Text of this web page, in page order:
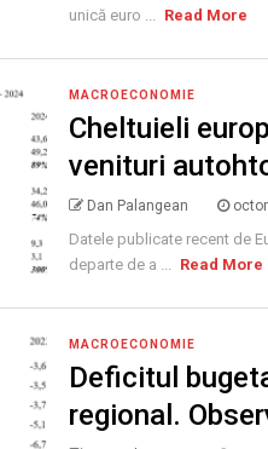
unică euro ... Read More
MACROECONOMIE
Cheltuieli
venituri
Dan Palangean
Datele publicate recent de
departe de a ... Read More
MACROECONOMIE
Deficitul
regional.